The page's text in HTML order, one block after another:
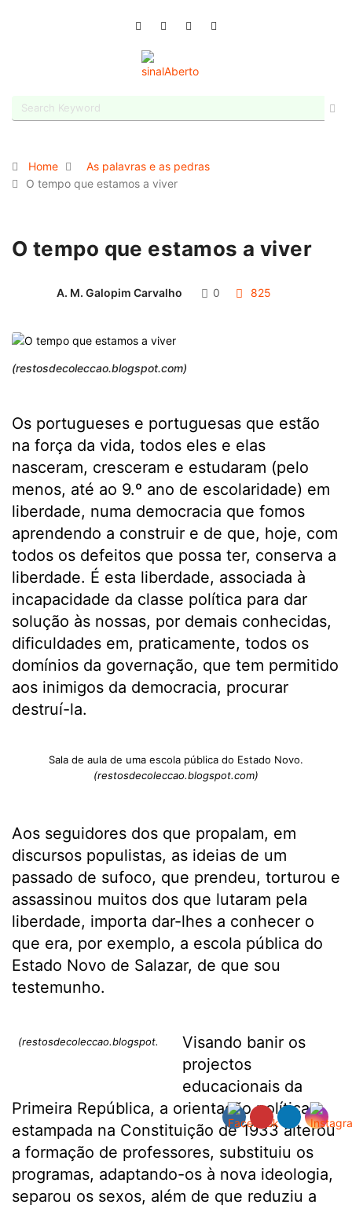
Home
As palavras e as pedras
O tempo que estamos a viver
O tempo que estamos a viver
A. M. Galopim Carvalho 0 825
(restosdecoleccao.blogspot.com)
Os portugueses e portuguesas que estão
na força da vida, todos eles e elas
nasceram, cresceram e estudaram (pelo
menos, até ao 9.º ano de escolaridade) em
liberdade, numa democracia que fomos
aprendendo a construir e de que, hoje, com
todos os defeitos que possa ter, conserva a
liberdade. É esta liberdade, associada à
incapacidade da classe política para dar
solução às nossas, por demais conhecidas,
dificuldades em, praticamente, todos os
domínios da governação, que tem permitido
aos inimigos da democracia, procurar
destruí-la.
Sala de aula de uma escola pública do Estado Novo.
(restosdecoleccao.blogspot.com)
Aos seguidores dos que propalam, em
discursos populistas, as ideias de um
passado de sufoco, que prendeu, torturou e
assassinou muitos dos que lutaram pela
liberdade, importa dar-lhes a conhecer o
que era, por exemplo, a escola pública do
Estado Novo de Salazar, de que sou
testemunho.
(restosdecoleccao.blogspot.com)Visando banir os
projectos
educacionais da
Primeira República, a orientação política
estampada na Constituição de 1933 alterou
a formação de professores, substituiu os
programas, adaptando-os à nova ideologia,
separou os sexos, além de que reduziu a